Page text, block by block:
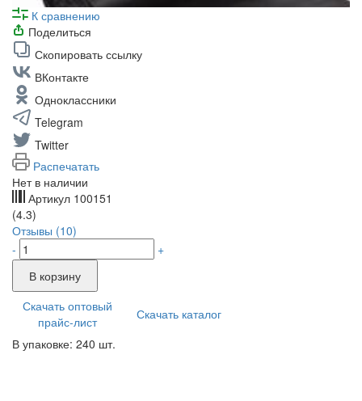
К сравнению
Поделиться
Скопировать ссылку
ВКонтакте
Одноклассники
Telegram
Twitter
Распечатать
Нет в наличии
Артикул 100151
(4.3)
Отзывы (10)
-
+
В корзину
Скачать оптовый
прайс-лист
Скачать каталог
В упаковке: 240 шт.